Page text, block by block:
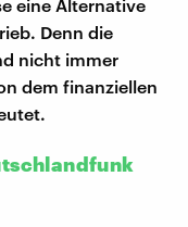
eine Alternative
Denn die
nicht immer
dem finanziellen